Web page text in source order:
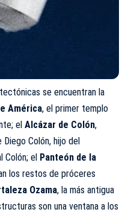
se encuentran la
América, el primer templo
el Alcázar de Colón,
Colón, hijo del
Colón; el Panteón de la
los restos de próceres
Ozama, la más antigua
son una ventana a los